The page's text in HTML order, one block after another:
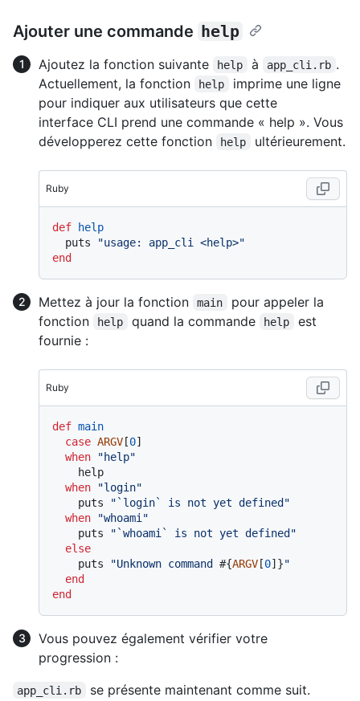
Ajouter une commande help
Ajoutez la fonction suivante help à app_cli.rb .
Actuellement, la fonction
help
imprime une ligne
pour indiquer aux utilisateurs que cette
interface CLI prend une commande « help ». Vous
développerez cette fonction
help ultérieurement.
Ruby
def
help
  puts
"usage: app_cli <help>"
end
Mettez à jour la fonction main
pour appeler la
fonction
help quand la commande help
est
fournie :
Ruby
def main
case ARGV [0]
when
"help"
when
"login"
    puts
"`login` is not yet defined"
when
"whoami"
    puts
"`whoami` is not yet defined"
else
    puts
"Unknown command #{ARGV [0]}"
end
end
Vous pouvez également vérifier votre
progression :
app_cli.rb
se présente maintenant comme suit.